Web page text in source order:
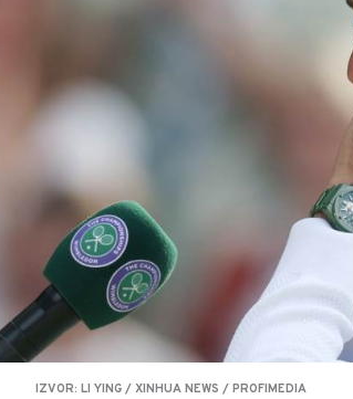
IZVOR: LI YING / XINHUA NEWS / PROFIMEDIA